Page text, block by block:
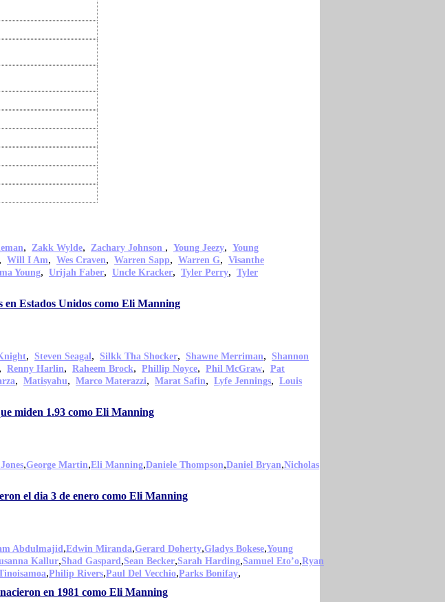
, Zakk Wylde, Zachary Johnson , Young Jeezy, Young
, Will I Am, Wes Craven, Warren Sapp, Warren G, Visanthe
Young, Urijah Faber, Uncle Kracker, Tyler Perry, Tyler
en Estados Unidos como Eli Manning
, Steven Seagal, Silkk Tha Shocker, Shawne Merriman, Shannon
, Renny Harlin, Raheem Brock, Phillip Noyce, Phil McGraw, Pat
, Matisyahu, Marco Materazzi, Marat Safin, Lyfe Jennings, Louis
miden 1.93 como Eli Manning
,George Martin,Eli Manning,Daniele Thompson,Daniel Bryan,Nicholas
el dia 3 de enero como Eli Manning
Abdulmajid,Edwin Miranda,Gerard Doherty,Gladys Bokese,Young
Kallur,Shad Gaspard,Sean Becker,Sarah Harding,Samuel Eto’o,Ryan
,Philip Rivers,Paul Del Vecchio,Parks Bonifay,
en 1981 como Eli Manning